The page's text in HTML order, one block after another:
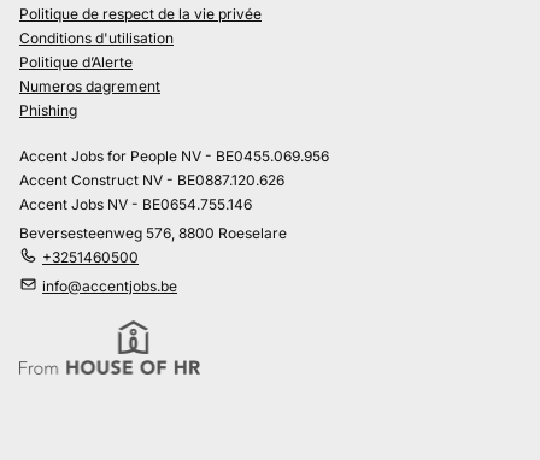
Politique de respect de la vie privée
Conditions d'utilisation
Politique d’Alerte
Numeros dagrement
Phishing
Accent Jobs for People NV - BE0455.069.956
Accent Construct NV - BE0887.120.626
Accent Jobs NV - BE0654.755.146
Beversesteenweg 576, 8800 Roeselare
+3251460500
info@accentjobs.be